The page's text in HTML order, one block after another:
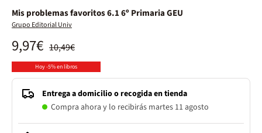
Mis problemas favoritos 6.1 6º Primaria GEU
Grupo Editorial Univ
10,49€
9,97€
Hoy -5% en libros
Entrega a domicilio o recogida en tienda
Compra ahora y lo recibirás martes 11 agosto